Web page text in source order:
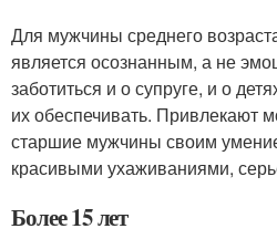
Для мужчины среднего
является осознанным, а не
заботиться и о супруге, и о
их обеспечивать. Привлекают
старшие мужчины своим
красивыми ухаживаниями,
Более 15 лет